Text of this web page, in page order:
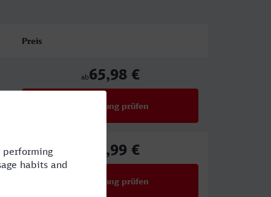
Preis
ab65,98 €
Verbindung prüfen
59,99 €
Verbindung prüfen